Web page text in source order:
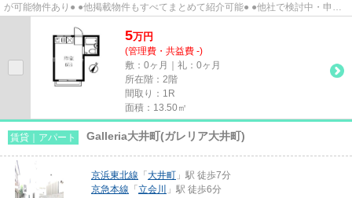
が可能物件あり● ●他掲載物件もすべてまとめて紹介可能● ●他社で検討中・申込
5万円
(管理費・共益費 -)
敷：0ヶ月｜礼：0ヶ月
所在階：2階
間取り：1R
面積：13.50㎡
賃貸｜アパート Galleria大井町(ガレリア大井町)
京浜東北線 「 大井町 」駅 徒歩7分
京急本線 「 立会川
」駅 徒歩6分